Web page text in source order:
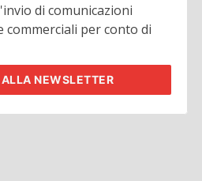
di comunicazioni
commerciali per conto di
ALLA NEWSLETTER